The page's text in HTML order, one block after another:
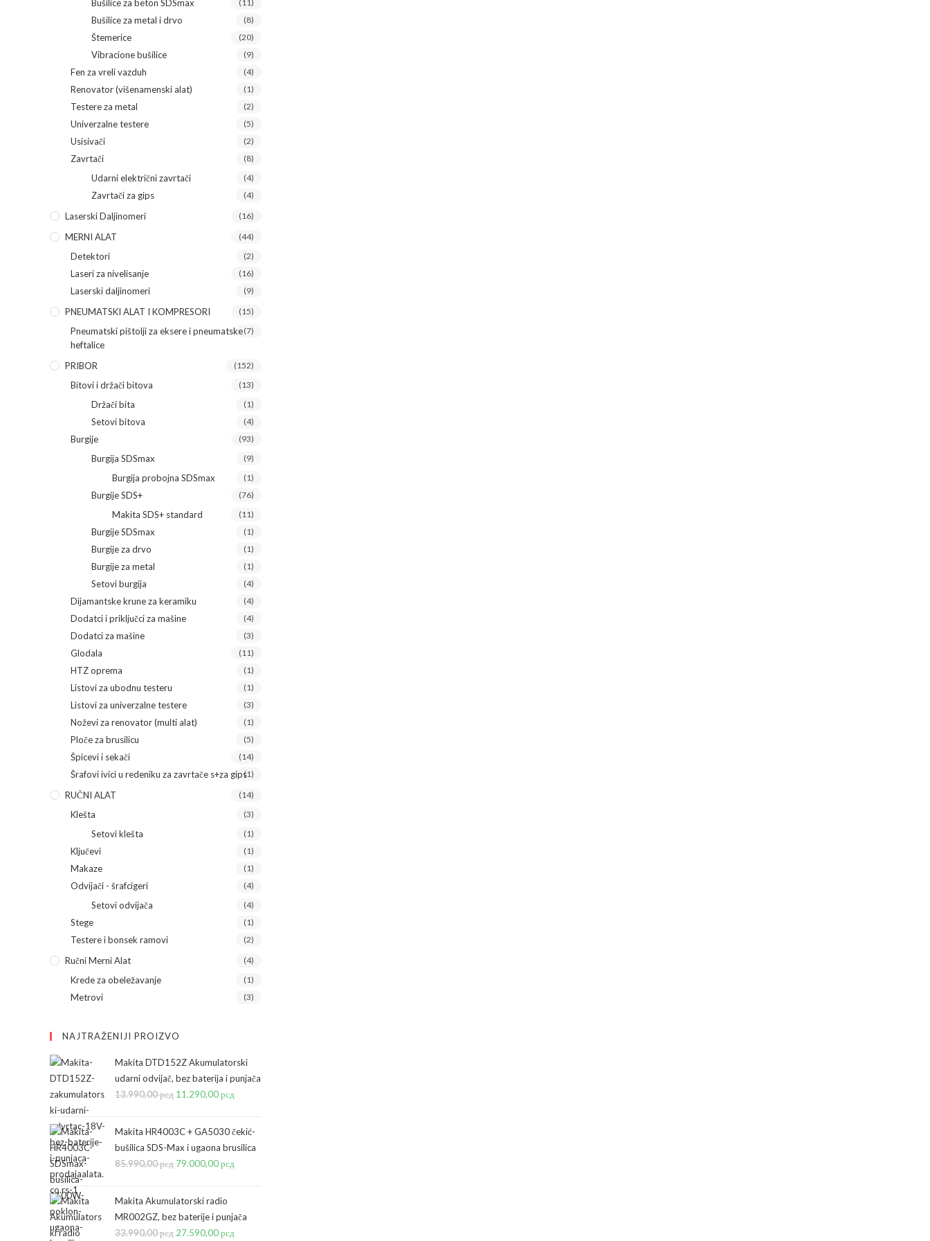
Bušilice za beton SDSmax (11)
Bušilice za metal i drvo (8)
Štemerice (20)
Vibracione bušilice (9)
Fen za vreli vazduh (4)
Renovator (višenamenski alat) (1)
Testere za metal (2)
Univerzalne testere (5)
Usisivači (2)
Zavrtači (8)
Udarni električni zavrtači (4)
Zavrtači za gips (4)
Laserski Daljinomeri (16)
MERNI ALAT (44)
Detektori (2)
Laseri za nivelisanje (16)
Laserski daljinomeri (9)
PNEUMATSKI ALAT I KOMPRESORI (15)
Pneumatski pištolji za eksere i pneumatske
heftalice
(7)
PRIBOR (152)
Bitovi i držači bitova (13)
Držači bita (1)
Setovi bitova (4)
Burgije (93)
Burgija SDSmax (9)
Burgija probojna SDSmax (1)
Burgije SDS+ (76)
Makita SDS+ standard (11)
Burgije SDSmax (1)
Burgije za drvo (1)
Burgije za metal (1)
Setovi burgija (4)
Dijamantske krune za keramiku (4)
Dodatci i priključci za mašine (4)
Dodatci za mašine (3)
Glodala (11)
HTZ oprema (1)
Listovi za ubodnu testeru (1)
Listovi za univerzalne testere (3)
Noževi za renovator (multi alat) (1)
Ploče za brusilicu (5)
Špicevi i sekači (14)
Šrafovi ivici u redeniku za zavrtače s+za gips(1)
RUČNI ALAT (14)
Klešta (3)
Setovi klešta (1)
Ključevi (1)
Makaze (1)
Odvijači - šrafcigeri (4)
Setovi odvijača (4)
Stege (1)
Testere i bonsek ramovi (2)
Ručni Merni Alat (4)
Krede za obeležavanje (1)
Metrovi (3)
NAJTRAŽENIJI PROIZVO
Makita DTD152Z Akumulatorski
udarni odvijač, bez baterija i punjača
13.990,00рсд Originalna
je
bila:
13.990,00 рсд.
11.290,00рсд
je:
11.290,00 рсд.
Makita HR4003C + GA5030 čekić-
bušilica SDS-Max i ugaona brusilica
85.990,00рсд Originalna
je
bila:
85.990,00 рсд.
79.000,00рсд
79.000,00 рсд.
Makita Akumulatorski radio
MR002GZ, bez baterije i punjača
33.990,00рсд Originalna
27.590,00рсд